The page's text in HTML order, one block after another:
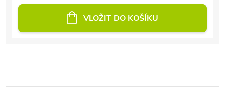
VLOŽIT DO KOŠÍKU